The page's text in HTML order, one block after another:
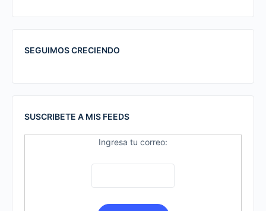
SEGUIMOS CRECIENDO
SUSCRIBETE A MIS FEEDS
Ingresa tu correo: